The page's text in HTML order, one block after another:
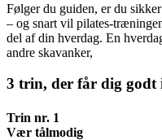
Følger du guiden, er du
– og snart vil pilates-
del af din hverdag. En
andre skavanker,
3 trin, der får dig godt
Trin nr. 1
Vær tålmodig